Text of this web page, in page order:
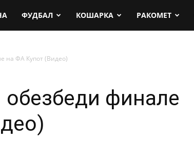
ФУДБАЛ КОШАРКА РАКОМЕТ
на ФА Купот (Видео)
финале